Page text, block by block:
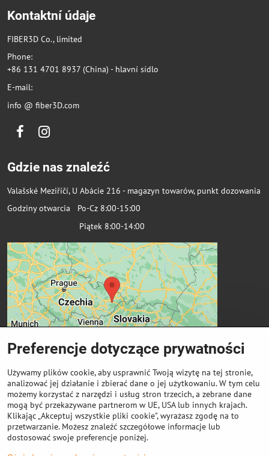
Kontaktní údaje
FIBER3D Co., limited
Phone:
+86 131 4701 8937 (China) - hlavní sídlo
E-mail:
info @ fiber3D.com
FacebookInstagram
Gdzie nas znaleźć
Valašské Meziříčí, U Abácie 216 - magazyn towarów, punkt dozowania
Godziny otwarcia Po-Cz 8:00-15:00
Piątek 8:00-14:00
Ważne linki
Odkup cewek
Preferencje dotyczące prywatności
Używamy plików cookie, aby usprawnić Twoją wizytę na tej stronie,
analizować jej działanie i zbierać dane o jej użytkowaniu. W tym celu
możemy korzystać z narzędzi i usług stron trzecich, a zebrane dane
mogą być przekazywane partnerom w UE, USA lub innych krajach.
Klikając „Akceptuj wszystkie pliki cookie", wyrażasz zgodę na to
przetwarzanie. Możesz znaleźć szczegółowe informacje lub
dostosować swoje preferencje poniżej.